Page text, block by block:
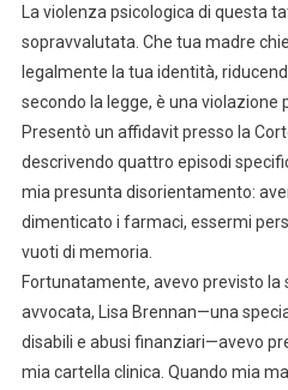
La violenza psicologica di questa
sopravvalutata. Che tua madre
legalmente la tua identità,
secondo la legge, è una violazione
Presentò un affidavit presso la
descrivendo quattro episodi
mia presunta disorientamento:
dimenticato i farmaci, essermi
vuoti di memoria.
Fortunatamente, avevo previsto la
avvocata, Lisa Brennan—una
disabili e abusi finanziari—avevo
mia cartella clinica. Quando mia